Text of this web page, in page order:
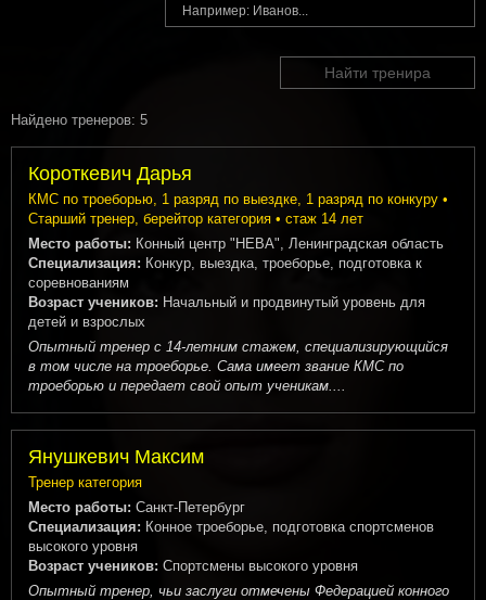
Найти тренира
Найдено тренеров: 5
Короткевич Дарья
КМС по троеборью, 1 разряд по выездке, 1 разряд по конкуру •
Старший тренер, берейтор категория • стаж 14 лет
Место работы: Конный центр "НЕВА", Ленинградская область
Специализация: Конкур, выездка, троеборье, подготовка к
соревнованиям
Возраст учеников: Начальный и продвинутый уровень для
детей и взрослых
Опытный тренер с 14-летним стажем, специализирующийся
в том числе на троеборье. Сама имеет звание КМС по
троеборью и передает свой опыт ученикам....
Янушкевич Максим
Тренер категория
Место работы: Санкт-Петербург
Специализация: Конное троеборье, подготовка спортсменов
высокого уровня
Возраст учеников: Спортсмены высокого уровня
Опытный тренер, чьи заслуги отмечены Федерацией конного